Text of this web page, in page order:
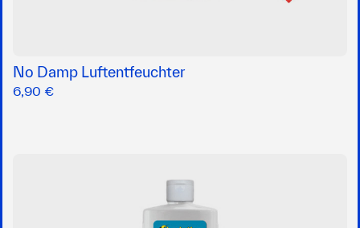
No Damp Luftentfeuchter
6,90 €